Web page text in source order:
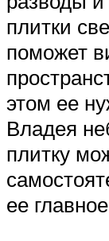
плитки
поможет
этом ее
Владея
плитку
ее